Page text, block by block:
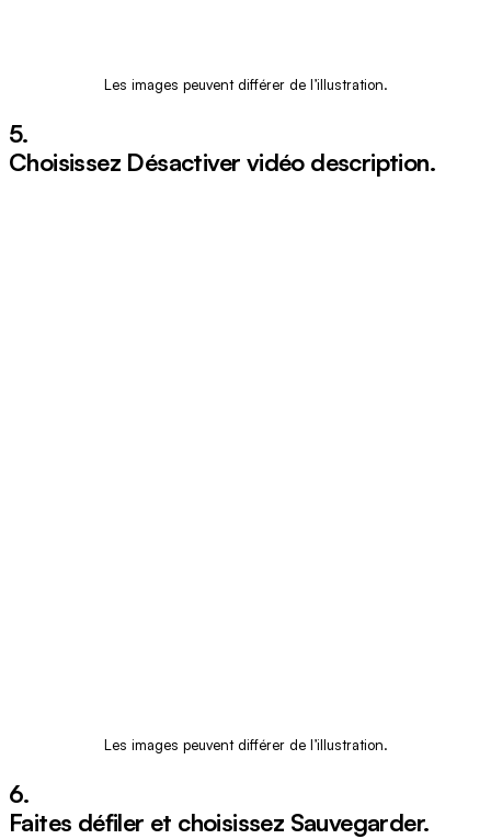
Les images peuvent différer de l’illustration.
5.
Choisissez Désactiver vidéo description.
Les images peuvent différer de l’illustration.
6.
Faites défiler et choisissez Sauvegarder.